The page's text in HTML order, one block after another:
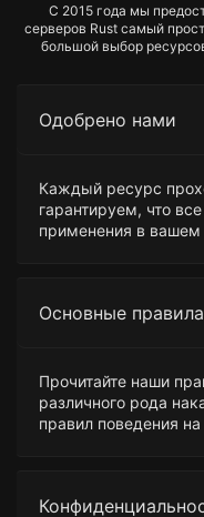
С 2015 года мы
серверов Rust самый
большой выбор
Одобрено нами
Каждый ресурс
гарантируем, что
применения в вашем
Основные правила
Прочитайте наши
различного рода
правил поведения